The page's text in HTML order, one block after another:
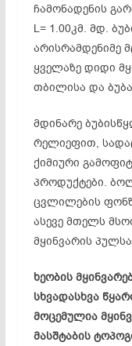
ჩამონადენის
L= 1.00კმ. მდ.
არისრამდენიმე
ყველაზე დიდი
თბილისა და
მდინარე
რელიეფით,
ქიმიური
პროდუქტები.
ცვლილების
ასევე მთელს
მყინვარის
ხეობის
სხვადასხვა
მოცემულია
მასშტაბის